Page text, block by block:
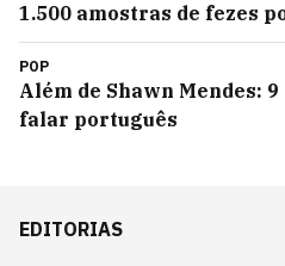
1.500 amostras de fezes
POP
Além de Shawn Mendes:
falar português
EDITORIAS